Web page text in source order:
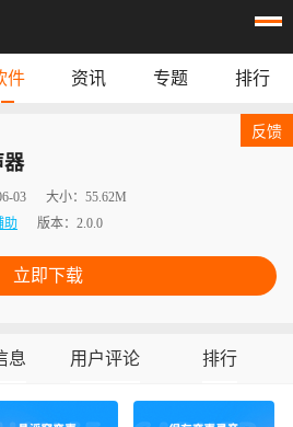
件 资讯 专题 排行
器
03 大小： 55.62M
助 版本： 2.0.0
立即下载
反馈
息 用户评论 排行